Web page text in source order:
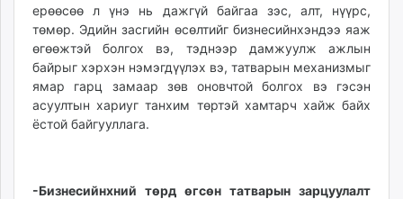
mglradio.com
fact.mn
itoim.mn
tumen.mn
shuum.mn
times.mn
unegui.mn
ерөөсөө л үнэ нь дажгүй байгаа зэс, алт, нүүрс,
төмөр. Эдийн засгийн өсөлтийг бизнесийнхэндээ яаж
өгөөжтэй болгох вэ, тэднээр дамжуулж ажлын
байрыг хэрхэн нэмэгдүүлэх вэ, татварын механизмыг
ямар гарц замаар зөв оновчтой болгох вэ гэсэн
асуултын хариуг танхим төртэй хамтарч хайж байх
ёстой байгууллага.
-Бизнесийнхний төрд өгсөн татварын зарцуулалт